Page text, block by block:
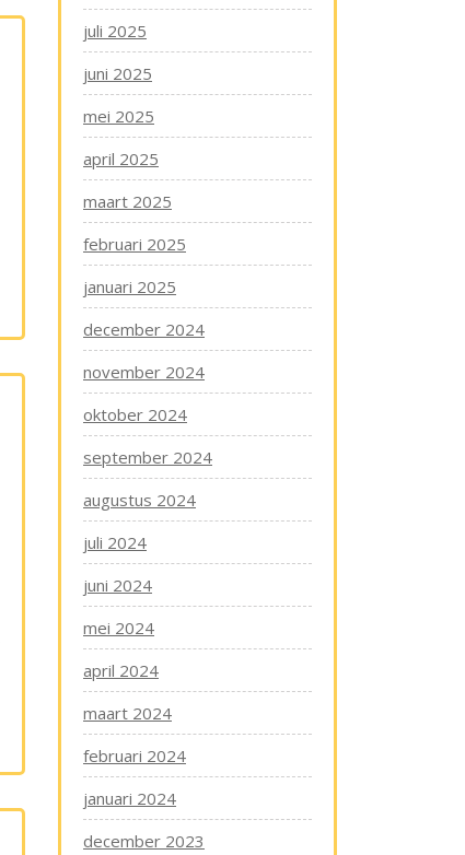
juli 2025
juni 2025
mei 2025
april 2025
maart 2025
februari 2025
januari 2025
december 2024
november 2024
oktober 2024
september 2024
augustus 2024
juli 2024
juni 2024
mei 2024
april 2024
maart 2024
februari 2024
januari 2024
december 2023